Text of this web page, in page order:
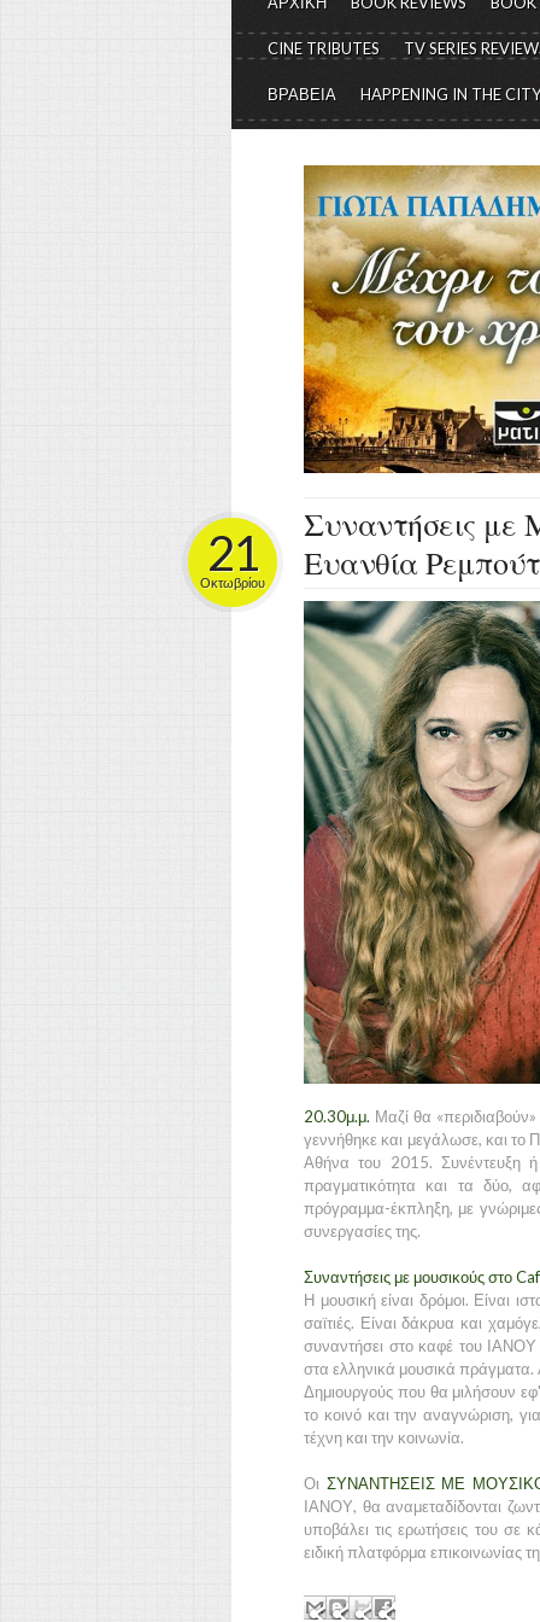
CINE TRIBUTES TV SERIES
ΒΡΑΒΕΙΑ HAPPENING IN THE CITY
Συναντήσεις με
Ευανθία
21
Οκτωβρίου
20.30μ.μ. Μαζί θα
γεννήθηκε και μεγάλωσε, και το
Αθήνα του 2015. Συνέντευξη
πραγματικότητα και τα δύο,
πρόγραμμα-έκπληξη, με
συνεργασίες της.
Συναντήσεις με μουσικούς στο
Η μουσική είναι δρόμοι. Είναι
σαϊτιές. Είναι δάκρυα και
συναντήσει στο καφέ του
στα ελληνικά μουσικά πράγματα.
Δημιουργούς που θα μιλήσουν
το κοινό και την αναγνώριση,
τέχνη και την κοινωνία.
Οι ΣΥΝΑΝΤΗΣΕΙΣ ΜΕ
ΙΑΝΟΥ, θα αναμεταδίδονται
υποβάλει τις ερωτήσεις του
ειδική πλατφόρμα επικοινωνίας